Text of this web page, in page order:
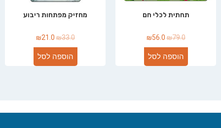
תחתית לכלי חם
₪79.0
₪56.0
הוספה לסל
מחזיק מפתחות ריבוע
₪33.0
₪21.0
הוספה לסל